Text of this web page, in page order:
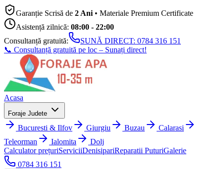
Garanție Scrisă de 2 Ani • Materiale Premium Certificate
Asistență zilnică: 08:00 - 22:00
Consultanță gratuită:
SUNĂ DIRECT: 0784 316 151
📞 Consultanță gratuită pe loc – Sunați direct!
Acasa
Foraje Judete
Bucuresti & Ilfov Giurgiu Buzau
Calarasi
Teleorman
Ialomita
Dolj
Calculator prețuriServiciiDenisipariReparatii PuturiGalerie
0784 316 151